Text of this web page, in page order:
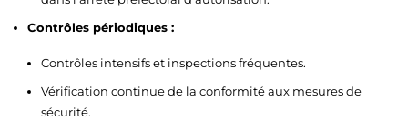
Contrôles périodiques :
Contrôles intensifs et inspections fréquentes.
Vérification continue de la conformité aux mesures de
sécurité.